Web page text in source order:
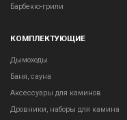
Барбекю-грили
КОМПЛЕКТУЮЩИЕ
Дымоходы
Баня, сауна
Аксессуары для каминов
Дровники, наборы для камина